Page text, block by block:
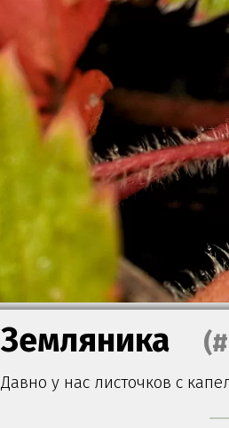
Земляника
Давно у нас листочков с